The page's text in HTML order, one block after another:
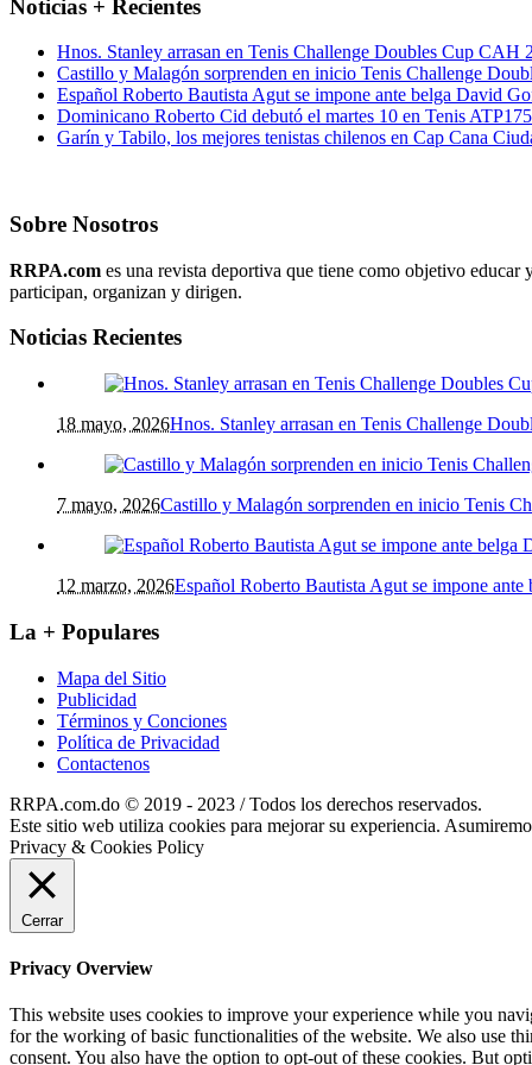
Noticias + Recientes
Hnos. Stanley arrasan en Tenis Challenge Doubles Cup CAH
Castillo y Malagón sorprenden en inicio Tenis Challenge
Español Roberto Bautista Agut se impone ante belga David
Dominicano Roberto Cid debutó el martes 10 en Tenis
Garín y Tabilo, los mejores tenistas chilenos en Cap Cana
Sobre Nosotros
RRPA.com es una revista deportiva que tiene como objetivo educar
participan, organizan y dirigen.
Noticias Recientes
18 mayo, 2026Hnos. Stanley arrasan en Tenis Challenge
7 mayo, 2026Castillo y Malagón sorprenden en inicio Tenis
12 marzo, 2026Español Roberto Bautista Agut se impone
La + Populares
Mapa del Sitio
Publicidad
Términos y Conciones
Política de Privacidad
Contactenos
RRPA.com.do © 2019 - 2023 / Todos los derechos reservados.
Este sitio web utiliza cookies para mejorar su experiencia.
Privacy & Cookies Policy
Cerrar
Privacy Overview
This website uses cookies to improve your experience while you
for the working of basic functionalities of the website. We also use
consent. You also have the option to opt-out of these cookies. But